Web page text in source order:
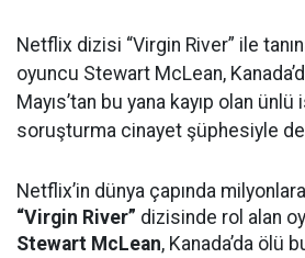
Netflix dizisi “Virgin River” ile
oyuncu Stewart McLean,
Mayıs’tan bu yana kayıp olan
soruşturma cinayet şüphesiyle
Netflix’in dünya çapında
“Virgin River” dizisinde rol alan
Stewart McLean, Kanada’da ölü